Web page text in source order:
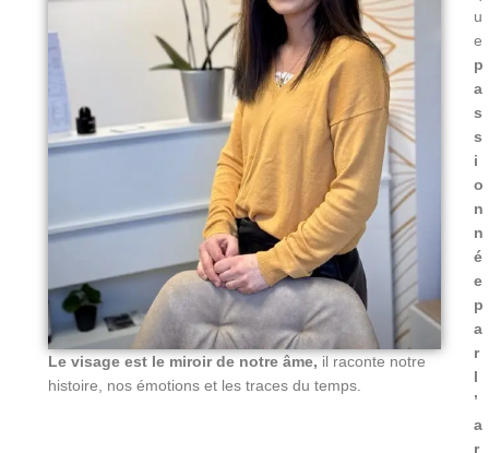
Le visage est le miroir de notre âme, il raconte notre
histoire, nos émotions et les traces du temps.
u
e
p
a
s
s
i
o
n
n
é
e
p
a
r
l
’
a
r